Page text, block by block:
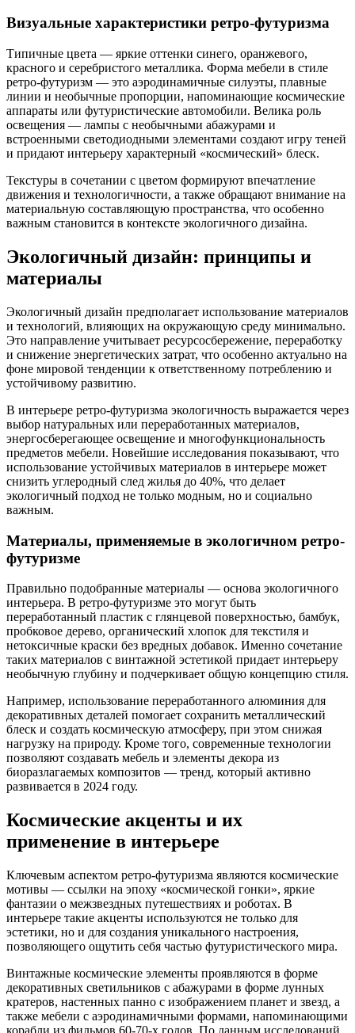
Визуальные характеристики ретро-футуризма
Типичные цвета — яркие оттенки синего, оранжевого,
красного и серебристого металлика. Форма мебели в стиле
ретро-футуризм — это аэродинамичные силуэты, плавные
линии и необычные пропорции, напоминающие космические
аппараты или футуристические автомобили. Велика роль
освещения — лампы с необычными абажурами и
встроенными светодиодными элементами создают игру теней
и придают интерьеру характерный «космический» блеск.
Текстуры в сочетании с цветом формируют впечатление
движения и технологичности, а также обращают внимание на
материальную составляющую пространства, что особенно
важным становится в контексте экологичного дизайна.
Экологичный дизайн: принципы и
материалы
Экологичный дизайн предполагает использование материалов
и технологий, влияющих на окружающую среду минимально.
Это направление учитывает ресурсосбережение, переработку
и снижение энергетических затрат, что особенно актуально на
фоне мировой тенденции к ответственному потреблению и
устойчивому развитию.
В интерьере ретро-футуризма экологичность выражается через
выбор натуральных или переработанных материалов,
энергосберегающее освещение и многофункциональность
предметов мебели. Новейшие исследования показывают, что
использование устойчивых материалов в интерьере может
снизить углеродный след жилья до 40%, что делает
экологичный подход не только модным, но и социально
важным.
Материалы, применяемые в экологичном ретро-
футуризме
Правильно подобранные материалы — основа экологичного
интерьера. В ретро-футуризме это могут быть
переработанный пластик с глянцевой поверхностью, бамбук,
пробковое дерево, органический хлопок для текстиля и
нетоксичные краски без вредных добавок. Именно сочетание
таких материалов с винтажной эстетикой придает интерьеру
необычную глубину и подчеркивает общую концепцию стиля.
Например, использование переработанного алюминия для
декоративных деталей помогает сохранить металлический
блеск и создать космическую атмосферу, при этом снижая
нагрузку на природу. Кроме того, современные технологии
позволяют создавать мебель и элементы декора из
биоразлагаемых композитов — тренд, который активно
развивается в 2024 году.
Космические акценты и их
применение в интерьере
Ключевым аспектом ретро-футуризма являются космические
мотивы — ссылки на эпоху «космической гонки», яркие
фантазии о межзвездных путешествиях и роботах. В
интерьере такие акценты используются не только для
эстетики, но и для создания уникального настроения,
позволяющего ощутить себя частью футуристического мира.
Винтажные космические элементы проявляются в форме
декоративных светильников с абажурами в форме лунных
кратеров, настенных панно с изображением планет и звезд, а
также мебели с аэродинамичными формами, напоминающими